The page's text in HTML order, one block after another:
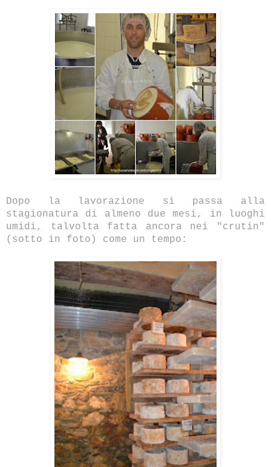
Dopo la lavorazione si passa alla
stagionatura di almeno due mesi, in luoghi
umidi, talvolta fatta ancora nei "crutin"
(sotto in foto) come un tempo: